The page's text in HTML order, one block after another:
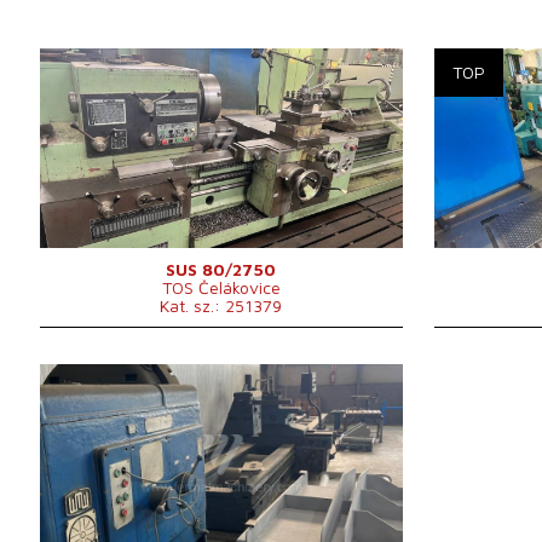
Gyártás éve:
0
Az ágy fölötti anyag átmérője840 mm
Csúcstávolság
2750 mm
A munkadarab max. súlya
6000 kg
Átmérő a keresztszán felett
530 mm
Orsófurat
82 mm
Orsó fordulatszáma
7 - 900 /min.
Vezérlőrendszer
nem
SUS 80/2750
TOS Čelákovice
Kat. sz.: 251379
Gyártás éve:
Az ágy fölötti
A
Gyártás éve:
0
Az ágy fölötti anyag átmérőjemm
Munkadarab max. átmérője
1400 mm
Elfordulási hossz
8000 mm
Vezérlőrendszer
nem